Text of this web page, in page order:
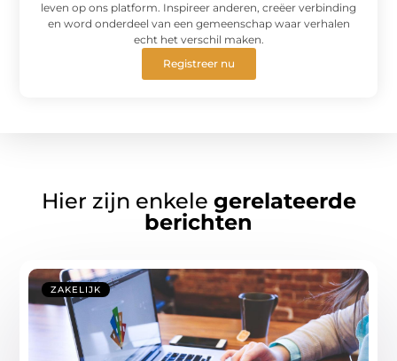
leven op ons platform. Inspireer anderen, creëer verbinding
en word onderdeel van een gemeenschap waar verhalen
echt het verschil maken.
Registreer nu
Hier zijn enkele gerelateerde
berichten
ZAKELIJK